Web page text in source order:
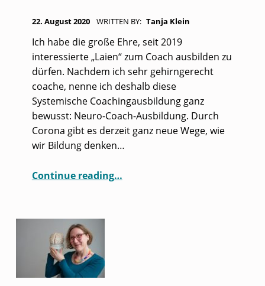
22. August 2020 WRITTEN BY: Tanja Klein
Ich habe die große Ehre, seit 2019
interessierte „Laien“ zum Coach ausbilden zu
dürfen. Nachdem ich sehr gehirngerecht
coache, nenne ich deshalb diese
Systemische Coachingausbildung ganz
bewusst: Neuro-Coach-Ausbildung. Durch
Corona gibt es derzeit ganz neue Wege, wie
wir Bildung denken…
Continue reading…